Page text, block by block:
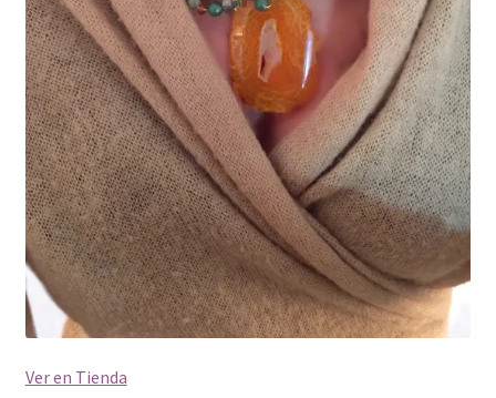
Ver en Tienda